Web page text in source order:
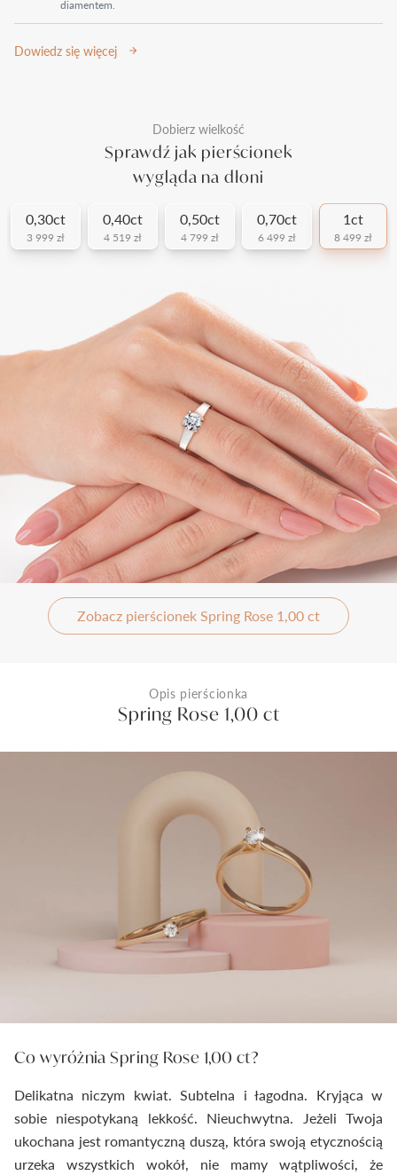
diamentem.
Dowiedz się więcej
Dobierz wielkość
Sprawdź jak pierścionek
wygląda na dłoni
0,30ct
3 999 zł
0,40ct
4 519 zł
0,50ct
4 799 zł
0,70ct
6 499 zł
1ct
8 499 zł
Zobacz pierścionek Spring Rose 1,00 ct
Opis pierścionka
Spring Rose 1,00 ct
Co wyróżnia Spring Rose 1,00 ct?
Delikatna niczym kwiat. Subtelna i łagodna. Kryjąca w
sobie niespotykaną lekkość. Nieuchwytna. Jeżeli Twoja
ukochana jest romantyczną duszą, która swoją etycznością
urzeka wszystkich wokół, nie mamy wątpliwości, że